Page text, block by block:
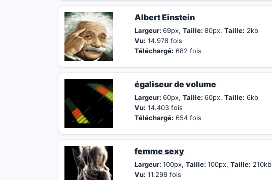
Albert Einstein
Largeur:69px,Taille:80px,Taille: 2kb
Vu: 14.978 fois
Téléchargé: 682 fois
égaliseur de volume
Largeur:60px,Taille:60px,Taille: 6kb
Vu: 14.403 fois
Téléchargé: 654 fois
femme sexy
Largeur:100px,Taille:100px,Taille: 210kb
Vu: 11.298 fois